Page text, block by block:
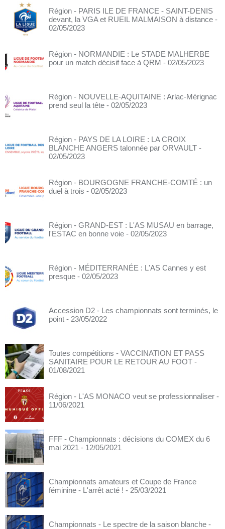
Région - PARIS ILE DE FRANCE - SAINT-DENIS
devant, la VGA et RUEIL MALMAISON à distance -
02/05/2023
Région - NORMANDIE : Le STADE MALHERBE
pour un match décisif face à QRM - 02/05/2023
Région - NOUVELLE-AQUITAINE : Arlac-Mérignac
prend seul la tête - 02/05/2023
Région - PAYS DE LA LOIRE : LA CROIX
BLANCHE ANGERS talonnée par ORVAULT -
02/05/2023
Région - BOURGOGNE FRANCHE-COMTÉ : un
duel à trois - 02/05/2023
Région - GRAND-EST : L'AS MUSAU en barrage,
l'ESTAC en bonne voie - 02/05/2023
Région - MÉDITERRANÉE : L'AS Cannes y est
presque - 02/05/2023
Accession D2 - Les championnats sont terminés, le
point - 23/05/2022
Toutes compétitions - VACCINATION ET PASS
SANITAIRE POUR LE RETOUR AU FOOT -
01/08/2021
Région - L'AS MONACO veut se professionnaliser -
11/06/2021
FFF - Championnats : décisions du COMEX du 6
mai 2021 - 12/05/2021
Championnats amateurs et Coupe de France
féminine - L'arrêt acté ! - 25/03/2021
Championnats - Le spectre de la saison blanche -